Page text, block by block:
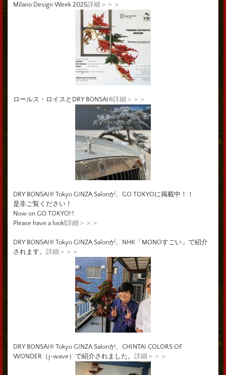
Milano Design Week 2025詳細＞＞＞
ロールス・ロイスとDRY BONSAI®詳細＞＞＞
DRY BONSAI® Tokyo GINZA Salonが、GO TOKYOに掲載中！！
是非ご覧ください！
Now on GO TOKYO! !
Please have a look!詳細＞＞＞
DRY BONSAI® Tokyo GINZA Salonが、NHK「MONOすごい」で紹介
されます。 詳細＞＞＞
DRY BONSAI® Tokyo GINZA Salonが、CHINTAI COLORS OF
WONDER（j-wave）で紹介されました。 詳細＞＞＞